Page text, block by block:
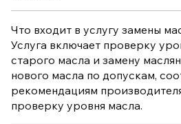
Что входит в услугу замены
Услуга включает проверку
старого масла и замену
нового масла по допускам,
рекомендациям
проверку уровня масла.